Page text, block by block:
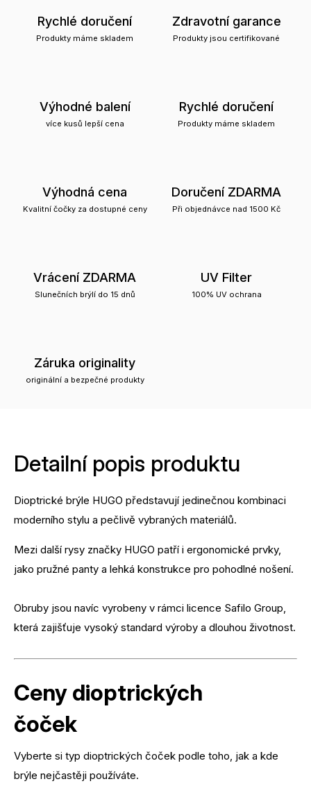
Rychlé doručení
Produkty máme skladem
Zdravotní garance
Produkty jsou certifikované
Výhodné balení
více kusů lepší cena
Rychlé doručení
Produkty máme skladem
Výhodná cena
Kvalitní čočky za dostupné ceny
Doručení ZDARMA
Při objednávce nad 1500 Kč
Vrácení ZDARMA
Slunečních brýlí do 15 dnů
UV Filter
100% UV ochrana
Záruka originality
originální a bezpečné produkty
Detailní popis produktu
Dioptrické brýle HUGO představují jedinečnou kombinaci
moderního stylu a pečlivě vybraných materiálů.
Mezi další rysy značky HUGO patří i ergonomické prvky,
jako pružné panty a lehká konstrukce pro pohodlné nošení.
Obruby jsou navíc vyrobeny v rámci licence Safilo Group,
která zajišťuje vysoký standard výroby a dlouhou životnost.
Ceny dioptrických
čoček
Vyberte si typ dioptrických čoček podle toho, jak a kde
brýle nejčastěji používáte.